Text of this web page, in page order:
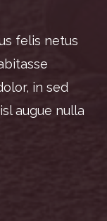
felis netus
in sed
augue nulla